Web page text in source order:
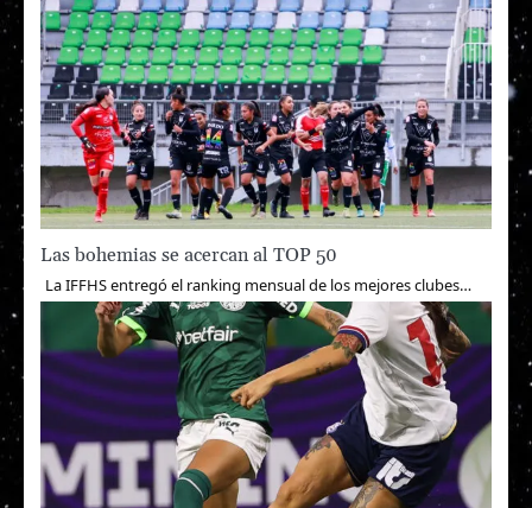
Las bohemias se acercan al TOP 50
La IFFHS entregó el ranking mensual de los mejores clubes…